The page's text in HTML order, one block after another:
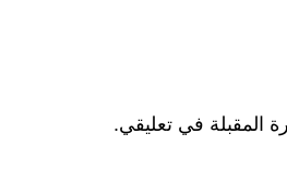
المقبلة في تعليقي.